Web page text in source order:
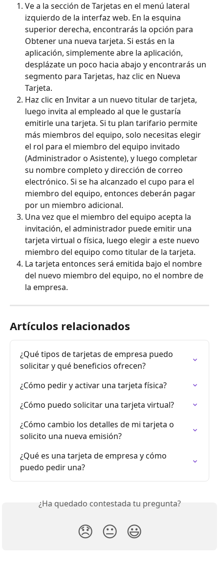
Ve a la sección de Tarjetas en el menú lateral
izquierdo de la interfaz web. En la esquina
superior derecha, encontrarás la opción para
Obtener una nueva tarjeta. Si estás en la
aplicación, simplemente abre la aplicación,
desplázate un poco hacia abajo y encontrarás un
segmento para Tarjetas, haz clic en Nueva
Tarjeta.
Haz clic en Invitar a un nuevo titular de tarjeta,
luego invita al empleado al que le gustaría
emitirle una tarjeta. Si tu plan tarifario permite
más miembros del equipo, solo necesitas elegir
el rol para el miembro del equipo invitado
(Administrador o Asistente), y luego completar
su nombre completo y dirección de correo
electrónico. Si se ha alcanzado el cupo para el
miembro del equipo, entonces deberán pagar
por un miembro adicional.
Una vez que el miembro del equipo acepta la
invitación, el administrador puede emitir una
tarjeta virtual o física, luego elegir a este nuevo
miembro del equipo como titular de la tarjeta.
La tarjeta entonces será emitida bajo el nombre
del nuevo miembro del equipo, no el nombre de
la empresa.
Artículos relacionados
¿Qué tipos de tarjetas de empresa puedo
solicitar y qué beneficios ofrecen?
¿Cómo pedir y activar una tarjeta física?
¿Cómo puedo solicitar una tarjeta virtual?
¿Cómo cambio los detalles de mi tarjeta o
solicito una nueva emisión?
¿Qué es una tarjeta de empresa y cómo
puedo pedir una?
¿Ha quedado contestada tu pregunta?
😞 😐 😃